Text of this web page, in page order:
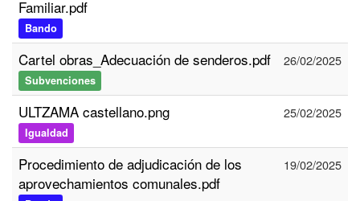
Familiar.pdf
Bando
Cartel obras_Adecuación de senderos.pdf
Subvenciones
26/02/2025
ULTZAMA castellano.png
Igualdad
25/02/2025
Procedimiento de adjudicación de los
aprovechamientos comunales.pdf
19/02/2025